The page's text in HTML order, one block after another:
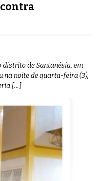
de Santanésia, em
na noite de quarta-feira (3),
[…]